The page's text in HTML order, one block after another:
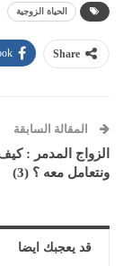
الحياة الزوجية
Share
المقالة السابقة
الزواج المدمر :
ونتعامل معه ؟ (3)
قد يعجبك ايضا